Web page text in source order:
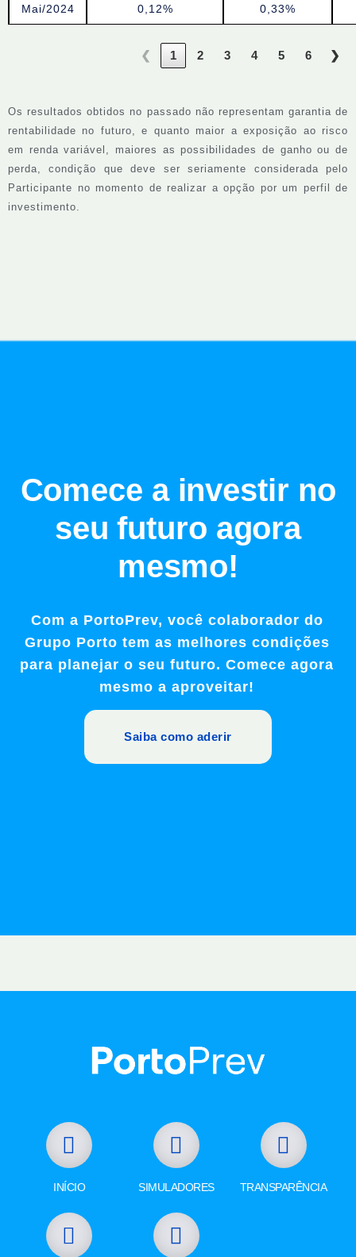
Mai/2024 0,12% 0,33%
❮ 1 2 3 4 5 6 ❯
Os resultados obtidos no passado não representam garantia de
rentabilidade no futuro, e quanto maior a exposição ao risco
em renda variável, maiores as possibilidades de ganho ou de
perda, condição que deve ser seriamente considerada pelo
Participante no momento de realizar a opção por um perfil de
investimento.
Comece a investir no
seu futuro agora
mesmo!
Com a PortoPrev, você colaborador do
Grupo Porto tem as melhores condições
para planejar o seu futuro. Comece agora
mesmo a aproveitar!
Saiba como aderir
INÍCIO SIMULADORES TRANSPARÊNCIA